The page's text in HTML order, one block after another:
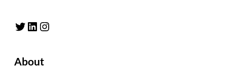
Twitter LinkedIn Instagram
About